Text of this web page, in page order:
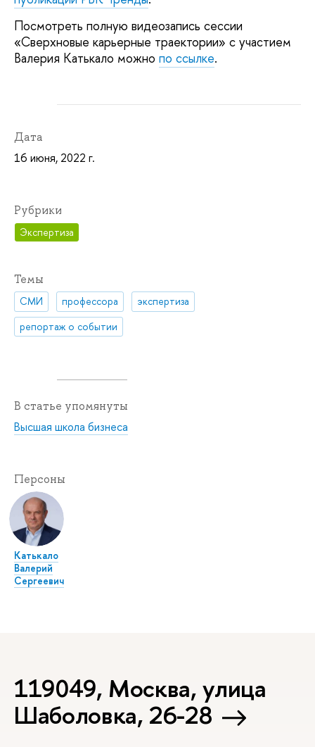
Посмотреть полную видеозапись сессии
«Сверхновые карьерные траектории» с участием
Валерия Катькало можно по ссылке.
Дата
16 июня, 2022 г.
Рубрики
Экспертиза
Темы
СМИ профессора
экспертиза
репортаж о событии
В статье упомянуты
Высшая школа бизнеса
Персоны
Катькало
Валерий
Сергеевич
119049, Москва, улица
Шаболовка, 26-28